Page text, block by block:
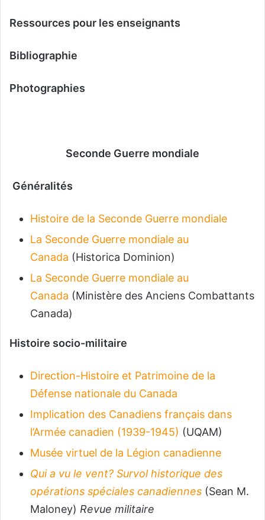
Ressources pour les enseignants
Bibliographie
Photographies
Seconde Guerre mondiale
Généralités
Histoire de la Seconde Guerre mondiale
La Seconde Guerre mondiale au
Canada (Historica Dominion)
La Seconde Guerre mondiale au
Canada (Ministère des Anciens Combattants
Canada)
Histoire socio-militaire
Direction-Histoire et Patrimoine de la
Défense nationale du Canada
Implication des Canadiens français dans
l’Armée canadien (1939-1945) (UQAM)
Musée virtuel de la Légion canadienne
Qui a vu le vent? Survol historique des
opérations spéciales canadiennes (Sean M.
Maloney) Revue militaire